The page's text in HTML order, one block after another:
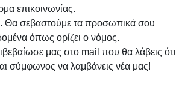
επικοινωνίας.
Θα σεβαστούμε τα προσωπικά σου
όπως ορίζει ο νόμος.
μας στο mail που θα λάβεις ότι
σύμφωνος να λαμβάνεις νέα μας!